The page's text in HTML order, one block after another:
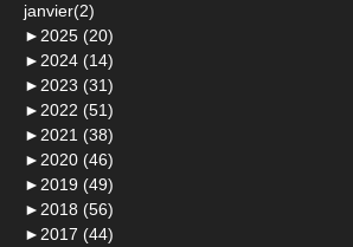
janvier(2)
► 2025 (20)
► 2024 (14)
► 2023 (31)
► 2022 (51)
► 2021 (38)
► 2020 (46)
► 2019 (49)
► 2018 (56)
► 2017 (44)